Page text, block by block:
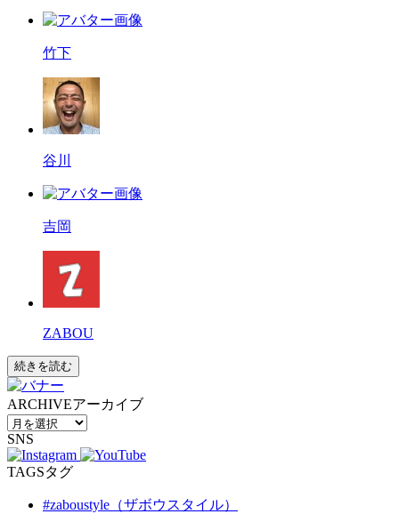
竹下
谷川
吉岡
ZABOU
続きを読む
ARCHIVEアーカイブ
SNS
TAGSタグ
#zaboustyle（ザボウスタイル）